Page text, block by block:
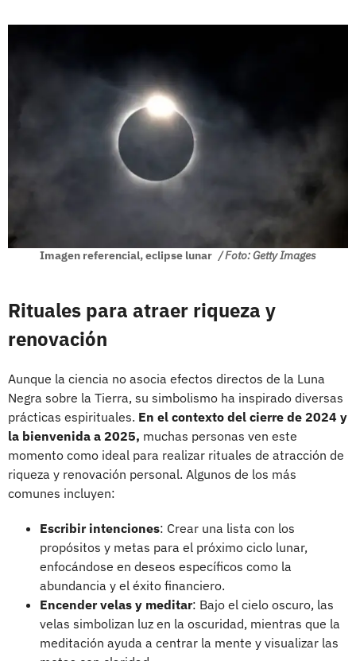
Imagen referencial, eclipse lunar / Foto: Getty Images
Rituales para atraer riqueza y
renovación
Aunque la ciencia no asocia efectos directos de la Luna
Negra sobre la Tierra, su simbolismo ha inspirado diversas
prácticas espirituales. En el contexto del cierre de 2024 y
la bienvenida a 2025, muchas personas ven este
momento como ideal para realizar rituales de atracción de
riqueza y renovación personal. Algunos de los más
comunes incluyen:
Escribir intenciones: Crear una lista con los
propósitos y metas para el próximo ciclo lunar,
enfocándose en deseos específicos como la
abundancia y el éxito financiero.
Encender velas y meditar: Bajo el cielo oscuro, las
velas simbolizan luz en la oscuridad, mientras que la
meditación ayuda a centrar la mente y visualizar las